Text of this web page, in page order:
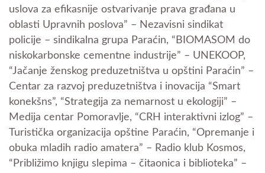
uslova za efikasnije ostvarivanje prava građana u
oblasti Upravnih poslova” – Nezavisni sindikat
policije – sindikalna grupa Paraćin, “BIOMASOM do
niskokarbonske cementne industrije” – UNEKOOP,
“Jačanje ženskog preduzetništva u opštini Paraćin” –
Centar za razvoj preduzetništva i inovacija “Smart
konekšns”, “Strategija za nemarnost u ekologiji” –
Medija centar Pomoravlje, “CRH interaktivni izlog” –
Turistička organizacija opštine Paraćin, “Opremanje i
obuka mladih radio amatera” – Radio klub Kosmos,
“Približimo knjigu slepima – čitaonica i biblioteka” –